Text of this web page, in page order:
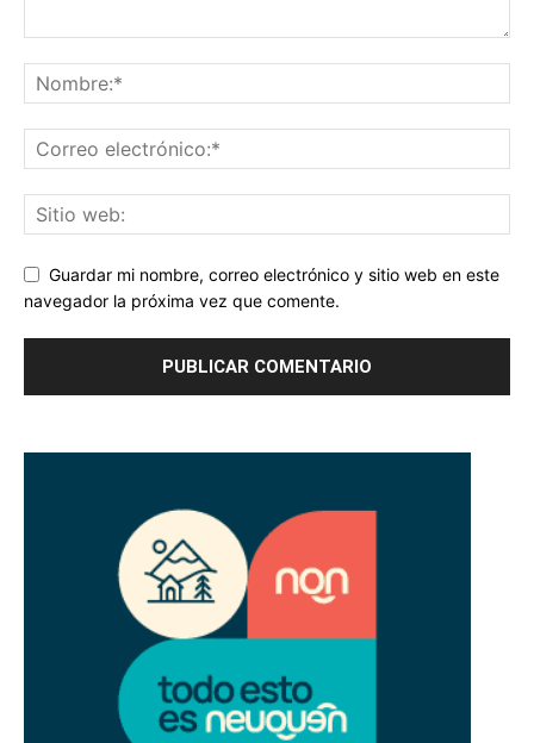
Guardar mi nombre, correo electrónico y sitio web en este
navegador la próxima vez que comente.